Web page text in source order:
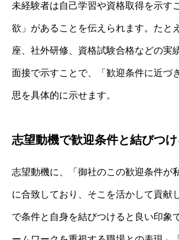
未経験者は自己学習や資格取得を示す
欲」があることを伝えられます。たと
座、社外研修、資格試験合格などの実
面接で示すことで、「歓迎条件に近づ
思を具体的に示せます。
志望動機で歓迎条件と結びつけ
志望動機に、「御社のこの歓迎条件が
に合致しており、そこを活かして貢献
で条件と自身を結びつけると良い印象